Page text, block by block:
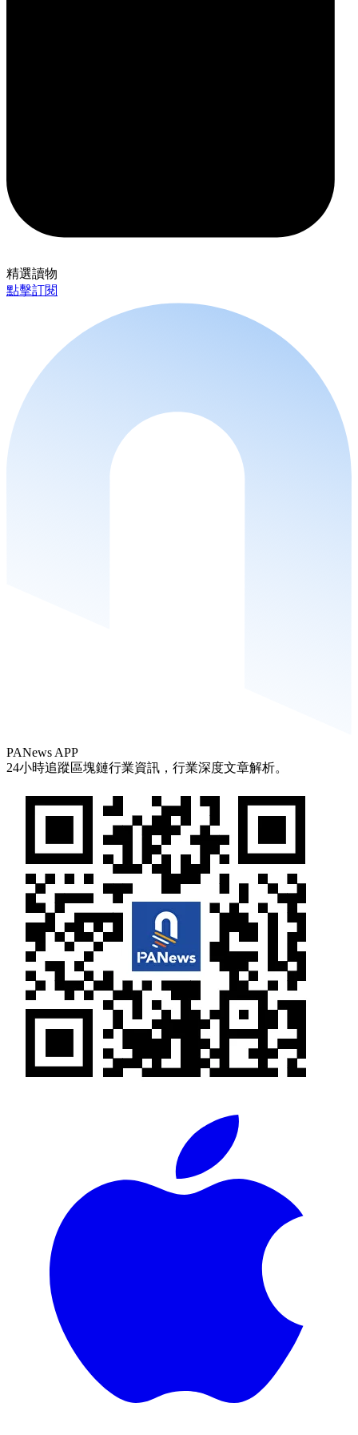
精選讀物
點擊訂閱
PANews APP
24小時追蹤區塊鏈行業資訊，行業深度文章解析。